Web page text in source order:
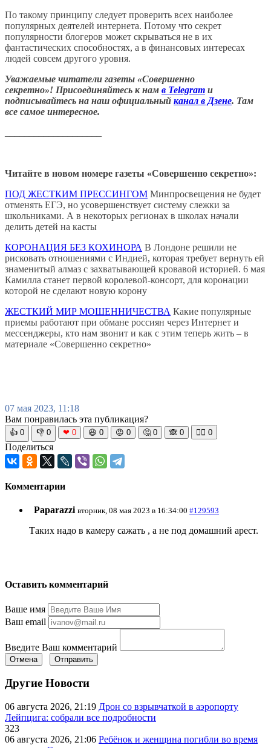
По такому принципу следует проверить всех наиболее
популярных деятелей интернета. Потому что секрет
популярности блогеров может скрываться не в их
фантастических способностях, а в финансовых интересах
людей совсем другого уровня.
Уважаемые читатели газеты «Совершенно
секретно»! Присоединяйтесь к нам в Telegram и
подписывайтесь на наш официальный канал в Дзене. Там
все самое интересное.
Читайте в новом номере газеты «Совершенно секретно»:
ПОД ЖЕСТКИМ ПРЕССИНГОМ Минпросвещения не будет
отменять ЕГЭ, но усовершенствует систему слежки за
школьниками. А в некоторых регионах в школах начали
делить детей на касты
КОРОНАЦИЯ БЕЗ КОХИНОРА В Лондоне решили не
рисковать отношениями с Индией, которая требует вернуть ей
знаменитый алмаз с захватывающей кровавой историей. 6 мая
Камилла станет первой королевой-консорт, для коронации
которой не сделают новую корону
ЖЕСТКИЙ МИР МОШЕННИЧЕСТВА Какие популярные
приемы работают при обмане россиян через Интернет и
мессенджеры, кто нам звонит и как с этим теперь жить – в
материале «Совершенно секретно»
07 мая 2023, 11:18
Вам понравилась эта публикация?
👍 0 👎 0 ❤ 0 😆 0 😡 0 🤔 0 🙈 0 🧘‍♀️ 0
Поделиться
Комментарии
Paparazzi вторник, 08 мая 2023 в 16:34:00 #129593
Таких надо в камеру сажать , а не под домашний арест.
Оставить комментарий
Ваше имя
Ваш email
Введите Ваш комментарий
Отмена Отправить
Другие Новости
06 августа 2026, 21:19 Дрон со взрывчаткой в аэропорту
Лейпцига: собрали все подробности
323
06 августа 2026, 21:06 Ребёнок и женщина погибли во время